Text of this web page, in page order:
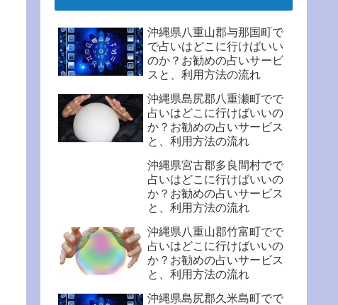
沖縄県八重山郡与那国町で
で占いはどこに行けばいい
のか？お勧めの占いサービ
スと、利用方法の流れ
沖縄県島尻郡八重瀬町でで
占いはどこに行けばいいの
か？お勧めの占いサービス
と、利用方法の流れ
沖縄県宮古郡多良間村でで
占いはどこに行けばいいの
か？お勧めの占いサービス
と、利用方法の流れ
沖縄県八重山郡竹富町でで
占いはどこに行けばいいの
か？お勧めの占いサービス
と、利用方法の流れ
沖縄県島尻郡久米島町でで